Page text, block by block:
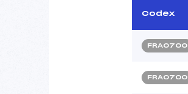
Codex
FRA0700
FRA0700